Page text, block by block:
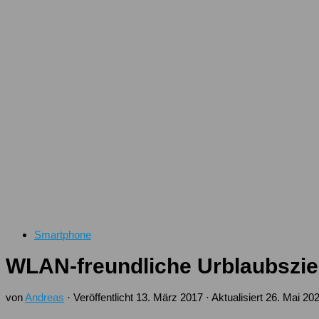
Smartphone
WLAN-freundliche
vonAndreas · Veröffentlicht 13. März 2017 · Aktualisiert 26. Mai